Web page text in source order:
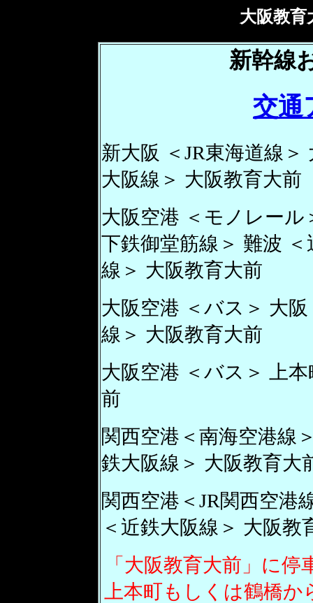
大阪教
新幹線
交通
新大阪 ＜JR東海道線＞
大阪線＞ 大阪教育大前
大阪空港 ＜モノレール
下鉄御堂筋線＞ 難波
線＞ 大阪教育大前
大阪空港 ＜バス＞ 大
線＞ 大阪教育大前
大阪空港 ＜バス＞ 上
前
関西空港＜南海空港線
鉄大阪線＞ 大阪教育大
関西空港＜JR関西空港
＜近鉄大阪線＞ 大阪教
「大阪教育大前」に
上本町もしくは鶴橋